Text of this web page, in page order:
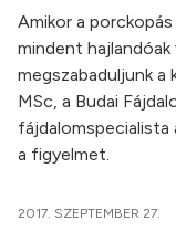
Amikor a
mindent hajlandóak
megszabaduljunk a
MSc, a Budai
fájdalomspecialista
a figyelmet.
2017. SZEPTEMBER 27.